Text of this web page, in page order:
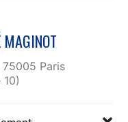
MAGINOT
75005 Paris